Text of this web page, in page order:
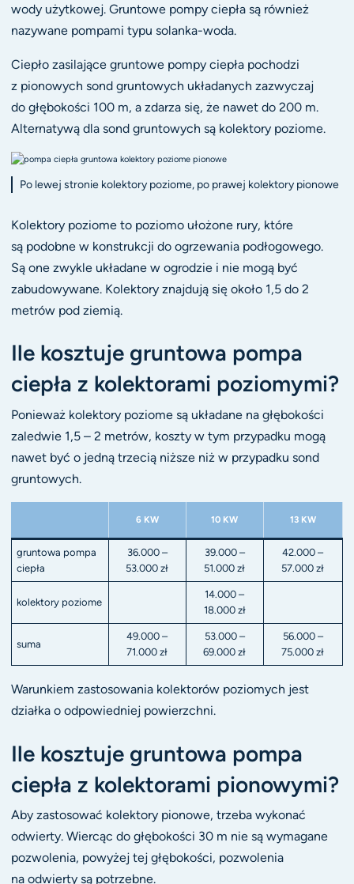
wody użytkowej. Gruntowe pompy ciepła są również
nazywane pompami typu solanka-woda.
Ciepło zasilające gruntowe pompy ciepła pochodzi
z pionowych sond gruntowych układanych zazwyczaj
do głębokości 100 m, a zdarza się, że nawet do 200 m.
Alternatywą dla sond gruntowych są kolektory poziome.
Po lewej stronie kolektory poziome, po prawej kolektory pionowe
Kolektory poziome to poziomo ułożone rury, które
są podobne w konstrukcji do ogrzewania podłogowego.
Są one zwykle układane w ogrodzie i nie mogą być
zabudowywane. Kolektory znajdują się około 1,5 do 2
metrów pod ziemią.
Ile kosztuje gruntowa pompa
ciepła z kolektorami poziomymi?
Ponieważ kolektory poziome są układane na głębokości
zaledwie 1,5 – 2 metrów, koszty w tym przypadku mogą
nawet być o jedną trzecią niższe niż w przypadku sond
gruntowych.
6 KW 10 KW 13 KW
gruntowa pompa
ciepła
36.000 –
53.000 zł
39.000 –
51.000 zł
42.000 –
57.000 zł
kolektory poziome
14.000 –
18.000 zł
suma
49.000 –
71.000 zł
53.000 –
69.000 zł
56.000 –
75.000 zł
Warunkiem zastosowania kolektorów poziomych jest
działka o odpowiedniej powierzchni.
Ile kosztuje gruntowa pompa
ciepła z kolektorami pionowymi?
Aby zastosować kolektory pionowe, trzeba wykonać
odwierty. Wiercąc do głębokości 30 m nie są wymagane
pozwolenia, powyżej tej głębokości, pozwolenia
na odwierty są potrzebne.